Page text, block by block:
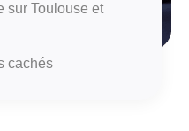
sur Toulouse et
cachés